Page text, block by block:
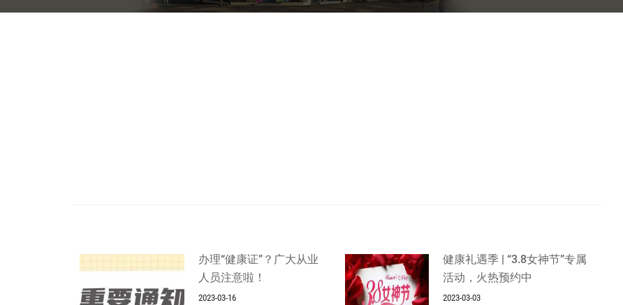
办理“健康证”？广大从业
人员注意啦！
2023-03-16
健康礼遇季 | “3.8女神节”专属
活动，火热预约中
2023-03-03